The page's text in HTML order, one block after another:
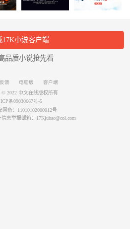
17K小说客户端
品质小说抢先看
反馈 电脑版
客户端
© 2022 中文在线版权所有
备09030667号-5
网备：11010102000012号
息举报邮箱：17Kjubao@col.com